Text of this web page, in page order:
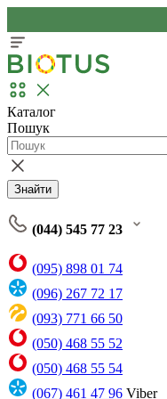
Каталог
Пошук
Знайти
(044) 545 77 23
(095) 898 01 74
(096) 267 72 17
(093) 771 66 50
(050) 468 55 52
(050) 468 55 54
(067) 461 47 96 Viber